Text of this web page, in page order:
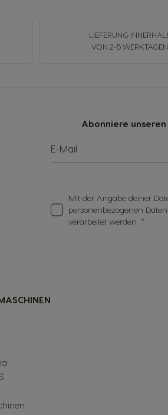
LIEFERUNG
VON 2-5 WERKTAGEN
Abonniere
E-Mail
Mit der Angabe deiner
personenbezogenen
verarbeitet werden.